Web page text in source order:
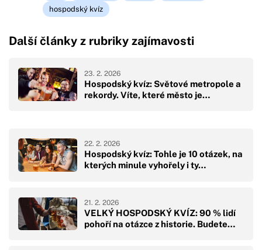
hospodský kvíz
Další články z rubriky zajímavosti
Hospodský kvíz: Světové metropole a
rekordy. Víte, které město je…
23. 2. 2026
Hospodský kvíz: Tohle je 10 otázek, na
kterých minule vyhořely i ty…
22. 2. 2026
VELKÝ HOSPODSKÝ KVÍZ: 90 % lidí
pohoří na otázce z historie. Budete…
21. 2. 2026